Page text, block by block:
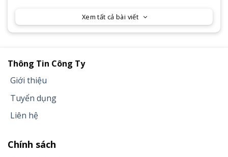
Xem tất cả bài viết
Thông Tin Công Ty
Giới thiệu
Tuyển dụng
Liên hệ
Chính sách